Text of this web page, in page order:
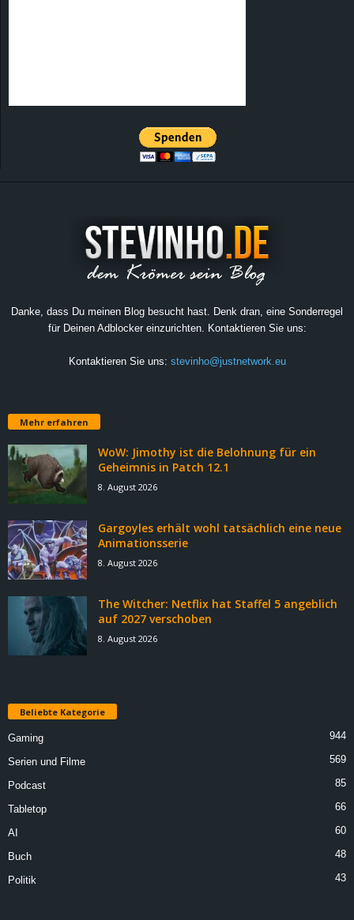
Danke, dass Du meinen Blog besucht hast. Denk dran, eine Sonderregel
für Deinen Adblocker einzurichten. Kontaktieren Sie uns:
Kontaktieren Sie uns: stevinho@justnetwork.eu
Mehr erfahren
WoW: Jimothy ist die Belohnung für ein
Geheimnis in Patch 12.1
8. August 2026
Gargoyles erhält wohl tatsächlich eine neue
Animationsserie
8. August 2026
The Witcher: Netflix hat Staffel 5 angeblich
auf 2027 verschoben
8. August 2026
Beliebte Kategorie
Gaming 944
Serien und Filme 569
Podcast 85
Tabletop 66
AI 60
Buch 48
Politik 43